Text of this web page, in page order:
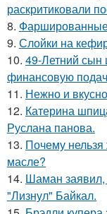
раскритиковали
8.
9. Слойки на
10. 49-Летний сын
финансовую
11. Нежно и
12. Катерина
Руслана панова.
13. Почему
масле?
14. Шаман заявил,
"Лизнул" Байкал.